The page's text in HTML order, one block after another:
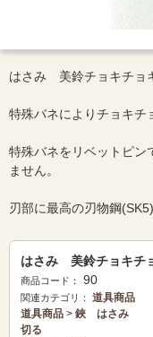
はさみ 美鈴チョキチ
特殊バネによりチョキチ
特殊バネをリベットピン
ません。
刃部に最高の刃物鋼
はさみ 美鈴チョキチ
商品コード： 90
関連カテゴリ：
道具商品
道具商品 > 鋏 はさみ
切る